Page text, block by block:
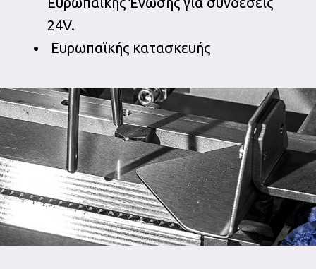
24V.
Ευρωπαϊκής κατασκευής